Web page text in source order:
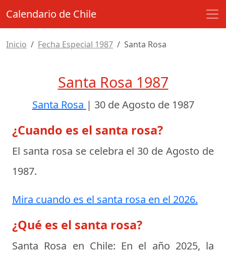
Calendario de Chile
Inicio Fecha Especial 1987 Santa Rosa
Santa Rosa 1987
Santa Rosa | 30 de Agosto de 1987
¿Cuando es el santa rosa?
El santa rosa se celebra el 30 de Agosto de
1987.
Mira cuando es el santa rosa en el 2026.
¿Qué es el santa rosa?
Santa Rosa en Chile: En el año 2025, la